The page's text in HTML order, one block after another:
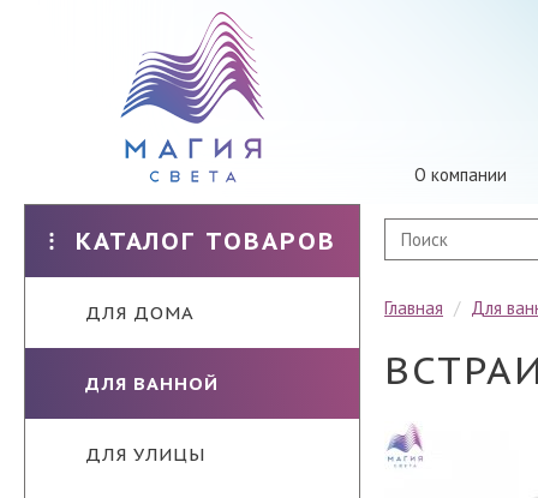
О компании
КАТАЛОГ ТОВАРОВ
ДЛЯ ДОМА
ДЛЯ ВАННОЙ
ДЛЯ УЛИЦЫ
Главная / Для